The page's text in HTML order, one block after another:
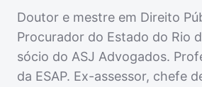
Doutor e mestre em Direito
Procurador do Estado do Rio
sócio do ASJ Advogados.
da ESAP. Ex-assessor, chefe